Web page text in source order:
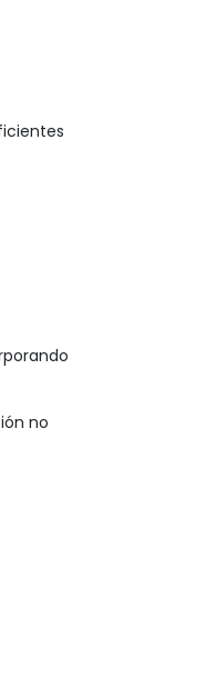
no